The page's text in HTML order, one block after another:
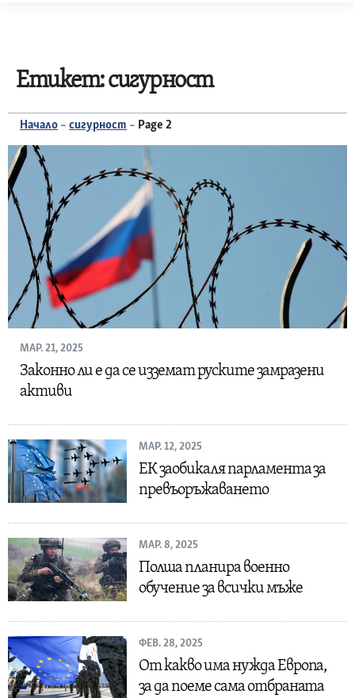
Етикет:сигурност
Начало – сигурност – Page 2
МАР. 21, 2025
Законно ли е да се изземат руските замразени
активи
МАР. 12, 2025
ЕК заобикаля парламента за
превъоръжаването
МАР. 8, 2025
Полша планира военно
обучение за всички мъже
ФЕВ. 28, 2025
От какво има нужда Европа,
за да поеме сама отбраната